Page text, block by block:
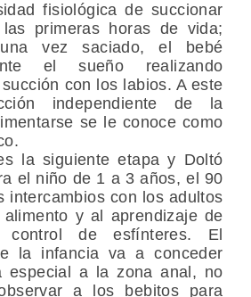
fisiológica de succionar
primeras horas de vida;
vez saciado, el bebé
el sueño realizando
con los labios. A este
independiente de la
se le conoce como
la siguiente etapa y Doltó
el niño de 1 a 3 años, el 90
intercambios con los adultos
y al aprendizaje de
de esfínteres. El
la infancia va a conceder
especial a la zona anal, no
a los bebitos para